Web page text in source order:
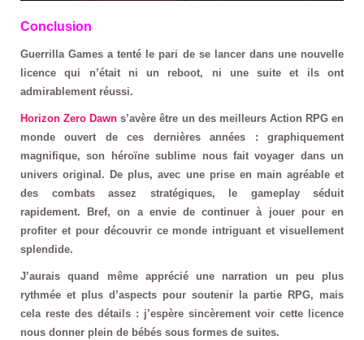
Conclusion
Guerrilla Games a tenté le pari de se lancer dans une nouvelle
licence qui n’était ni un reboot, ni une suite et ils ont
admirablement réussi.
Horizon Zero Dawn s’avère être un des meilleurs Action RPG en
monde ouvert de ces dernières années : graphiquement
magnifique, son héroïne sublime nous fait voyager dans un
univers original. De plus, avec une prise en main agréable et
des combats assez stratégiques, le gameplay séduit
rapidement. Bref, on a envie de continuer à jouer pour en
profiter et pour découvrir ce monde intriguant et visuellement
splendide.
J’aurais quand même apprécié une narration un peu plus
rythmée et plus d’aspects pour soutenir la partie RPG, mais
cela reste des détails : j’espère sincèrement voir cette licence
nous donner plein de bébés sous formes de suites.